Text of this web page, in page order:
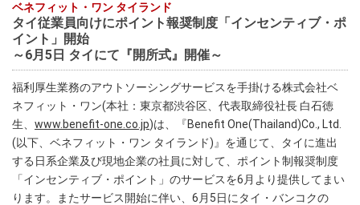
ベネフィット・ワン タイランド
タイ従業員向けにポイント報奨制度「インセンティブ・ポ
イント」開始
～6月5日 タイにて『開所式』開催～
福利厚生業務のアウトソーシングサービスを手掛ける株式会社ベ
ネフィット・ワン(本社：東京都渋谷区、代表取締役社長 白石徳
生、 www.benefit-one.co.jp)は、『Benefit One(Thailand)Co., Ltd.
(以下、ベネフィット・ワン タイランド)』を通じて、タイに進出
する日系企業及び現地企業の社員に対して、ポイント制報奨制度
「インセンティブ・ポイント」のサービスを6月より提供してまい
ります。またサービス開始に伴い、6月5日にタイ・バンコクの